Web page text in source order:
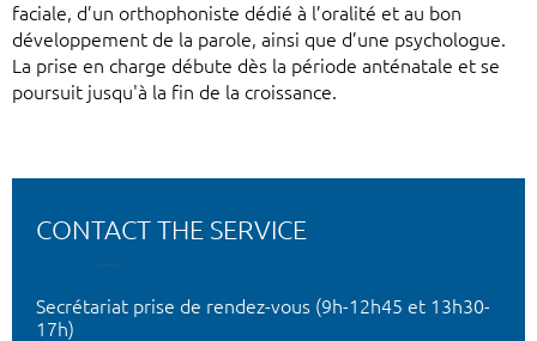
faciale, d’un orthophoniste dédié à l’oralité et au bon
développement de la parole, ainsi que d’une psychologue.
La prise en charge débute dès la période anténatale et se
poursuit jusqu'à la fin de la croissance.
CONTACT THE SERVICE
Secrétariat prise de rendez-vous (9h-12h45 et 13h30-
17h)